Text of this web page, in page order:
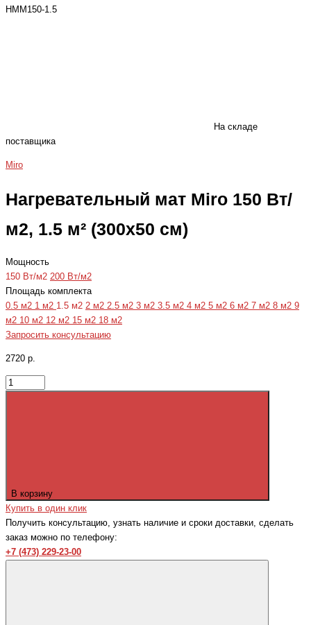
HMM150-1.5
На складе
поставщика
Miro
Нагревательный мат Miro 150 Вт/
м2, 1.5 м² (300x50 см)
Мощность
150 Вт/м2 200 Вт/м2
Площадь комплекта
0.5 м2 1 м2 1.5 м2 2 м2 2.5 м2 3 м2 3.5 м2 4 м2 5 м2 6 м2 7 м2 8 м2 9
м2 10 м2 12 м2 15 м2 18 м2
Запросить консультацию
2720 р.
В корзину
Купить в один клик
Получить консультацию, узнать наличие и сроки доставки, сделать
заказ можно по телефону:
+7 (473) 229-23-00